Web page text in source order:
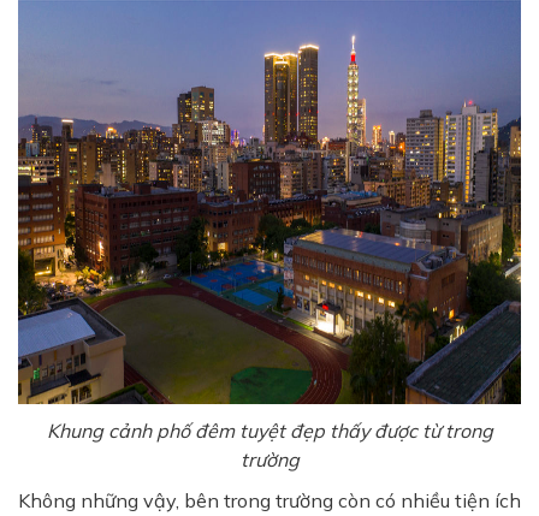
Khung cảnh phố đêm tuyệt đẹp thấy được từ trong
trường
Không những vậy, bên trong trường còn có nhiều tiện ích